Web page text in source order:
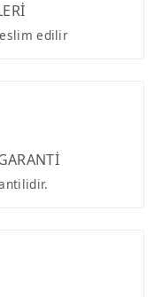
edilir